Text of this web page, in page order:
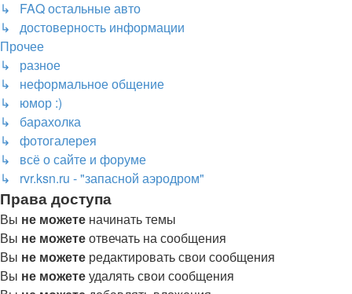
↳ FAQ остальные авто
↳ достоверность информации
Прочее
↳ разное
↳ неформальное общение
↳ юмор :)
↳ барахолка
↳ фотогалерея
↳ всё о сайте и форуме
↳ rvr.ksn.ru - "запасной аэродром"
Права доступа
Вы не можете начинать темы
Вы не можетеотвечать на сообщения
Вы не можете редактировать свои сообщения
Вы не можетеудалять свои сообщения